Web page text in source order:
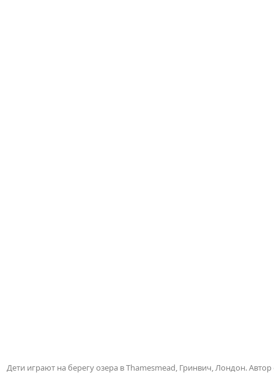
Дети играют на берегу озера в Thamesmead, Гринвич, Лондон.